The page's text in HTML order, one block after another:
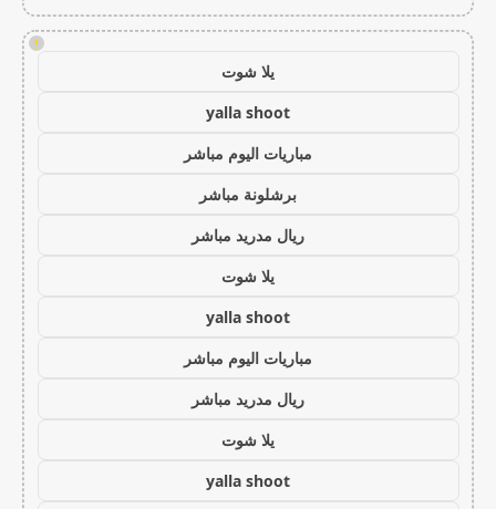
!
يلا شوت
yalla shoot
مباريات اليوم مباشر
برشلونة مباشر
ريال مدريد مباشر
يلا شوت
yalla shoot
مباريات اليوم مباشر
ريال مدريد مباشر
يلا شوت
yalla shoot